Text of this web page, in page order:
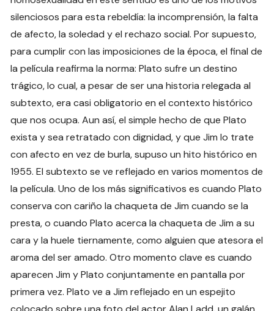
silenciosos para esta rebeldía: la incomprensión, la falta
de afecto, la soledad y el rechazo social. Por supuesto,
para cumplir con las imposiciones de la época, el final de
la película reafirma la norma: Plato sufre un destino
trágico, lo cual, a pesar de ser una historia relegada al
subtexto, era casi obligatorio en el contexto histórico
que nos ocupa. Aun así, el simple hecho de que Plato
exista y sea retratado con dignidad, y que Jim lo trate
con afecto en vez de burla, supuso un hito histórico en
1955. El subtexto se ve reflejado en varios momentos de
la película. Uno de los más significativos es cuando Plato
conserva con cariño la chaqueta de Jim cuando se la
presta, o cuando Plato acerca la chaqueta de Jim a su
cara y la huele tiernamente, como alguien que atesora el
aroma del ser amado. Otro momento clave es cuando
aparecen Jim y Plato conjuntamente en pantalla por
primera vez. Plato ve a Jim reflejado en un espejito